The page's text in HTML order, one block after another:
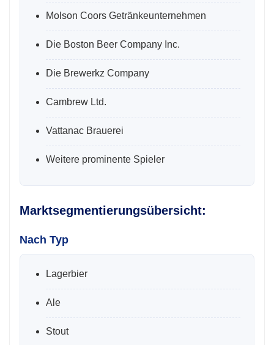
Molson Coors Getränkeunternehmen
Die Boston Beer Company Inc.
Die Brewerkz Company
Cambrew Ltd.
Vattanac Brauerei
Weitere prominente Spieler
Marktsegmentierungsübersicht:
Nach Typ
Lagerbier
Ale
Stout